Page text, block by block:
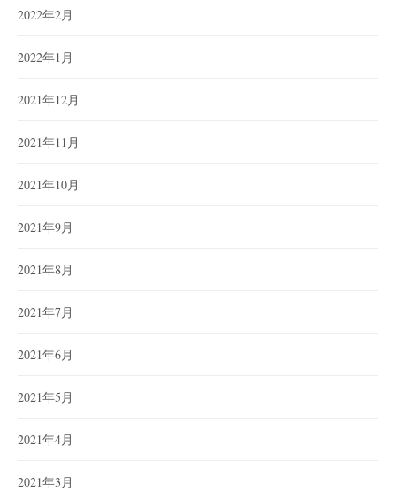
2022年2月
2022年1月
2021年12月
2021年11月
2021年10月
2021年9月
2021年8月
2021年7月
2021年6月
2021年5月
2021年4月
2021年3月